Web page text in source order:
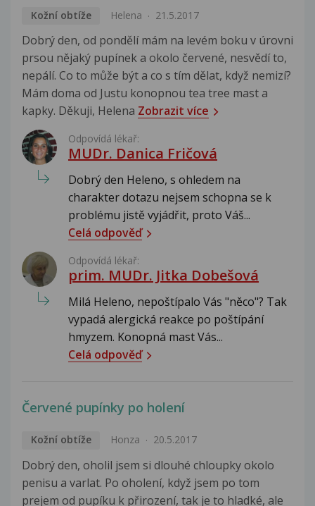
Kožní obtíže Helena 21.5.2017
Dobrý den, od pondělí mám na levém boku v úrovni
prsou nějaký pupínek a okolo červené, nesvědí to,
nepálí. Co to může být a co s tím dělat, když nemizí?
Mám doma od Justu konopnou tea tree mast a
kapky. Děkuji, Helena Zobrazit více
Odpovídá lékař:
MUDr. Danica Fričová
Dobrý den Heleno, s ohledem na
charakter dotazu nejsem schopna se k
problému jistě vyjádřit, proto Váš...
Celá odpověď
Odpovídá lékař:
prim. MUDr. Jitka Dobešová
Milá Heleno, nepoštípalo Vás "něco"? Tak
vypadá alergická reakce po poštípání
hmyzem. Konopná mast Vás...
Celá odpověď
Červené pupínky po holení
Kožní obtíže Honza 20.5.2017
Dobrý den, oholil jsem si dlouhé chloupky okolo
penisu a varlat. Po oholení, když jsem po tom
prejem od pupíku k přirození, tak je to hladké, ale